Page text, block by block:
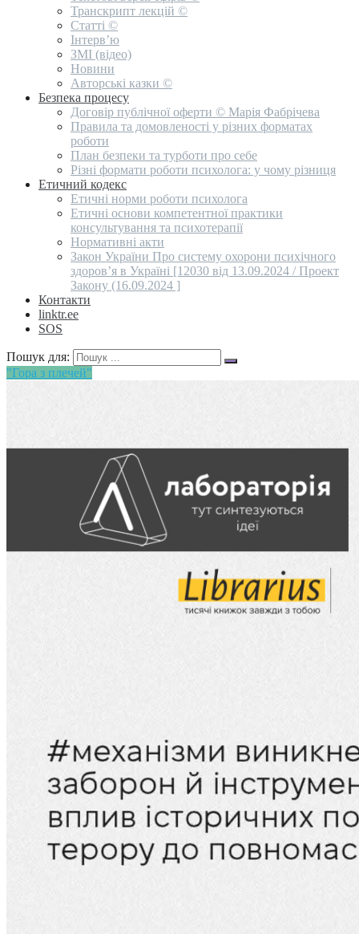
Транскрипт лекцій ©
Статті ©
Інтерв’ю
ЗМІ (відео)
Новини
Авторські казки ©
Безпека процесу
Договір публічної оферти © Марія Фабрічева
Правила та домовленості у різних форматах
роботи
План безпеки та турботи про себе
Різні формати роботи психолога: у чому різниця
Етичний кодекс
Етичні норми роботи психолога
Етичні основи компетентної практики
консультування та психотерапії
Нормативні акти
Закон України Про систему охорони психічного
здоров’я в Україні [12030 від 13.09.2024 / Проект
Закону (16.09.2024 ]
Контакти
linktr.ee
SOS
Пошук для:
"Гора з плечей"